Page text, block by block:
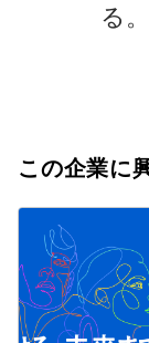
この企業に